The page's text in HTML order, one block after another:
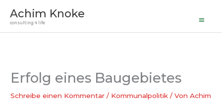
InhaltAchim Knoke
consulting 4 life
Erfolg eines Baugebietes
Schreibe einen Kommentar / Kommunalpolitik / VonAchim